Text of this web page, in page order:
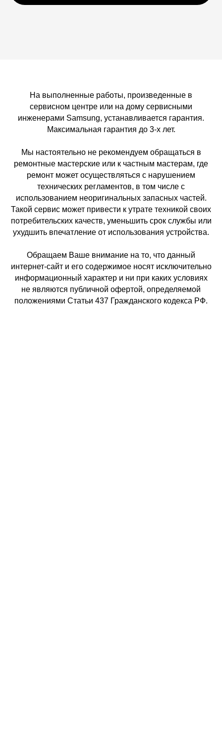
На выполненные работы, произведенные в
сервисном центре или на дому сервисными
инженерами Samsung, устанавливается гарантия.
Максимальная гарантия до 3-х лет.
Мы настоятельно не рекомендуем обращаться в
ремонтные мастерские или к частным мастерам, где
ремонт может осуществляться с нарушением
технических регламентов, в том числе с
использованием неоригинальных запасных частей.
Такой сервис может привести к утрате техникой своих
потребительских качеств, уменьшить срок службы или
ухудшить впечатление от использования устройства.
Обращаем Ваше внимание на то, что данный
интернет-сайт и его содержимое носят исключительно
информационный характер и ни при каких условиях
не являются публичной офертой, определяемой
положениями Статьи 437 Гражданского кодекса РФ.